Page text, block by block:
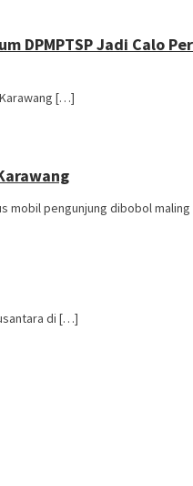
DPMPTSP Jadi Calo
Karawang […]
mobil pengunjung dibobol
di […]